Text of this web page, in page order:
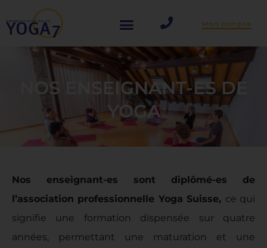
au
contenu
Mon compte
NOS ENSEIGNANT-ES DE
YOGA
Nos enseignant-es sont diplômé-es de
l’association professionnelle Yoga Suisse, ce qui
signifie une formation dispensée sur quatre
années, permettant une maturation et une